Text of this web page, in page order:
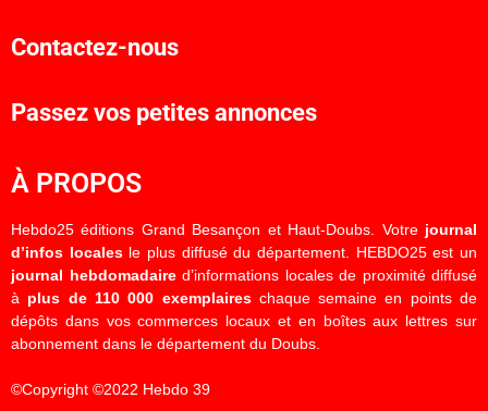
Contactez-nous
Passez vos petites annonces
À PROPOS
Hebdo25 éditions Grand Besançon et Haut-Doubs. Votre journal
d’infos localesle plus diffusé du département. HEBDO25 est un
journal hebdomadaired’informations locales de proximité diffusé
à plus de 110 000 exemplaireschaque semaine en points de
dépôts dans vos commerces locaux et en boîtes aux lettres sur
abonnement dans le département du Doubs.
©Copyright ©2022 Hebdo 39